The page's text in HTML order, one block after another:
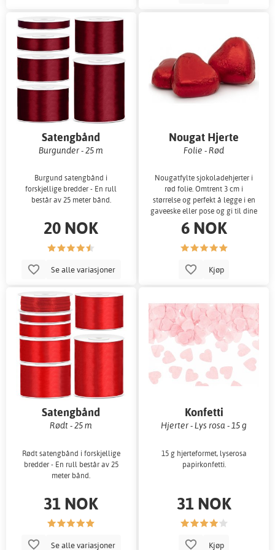
Satengbånd
Burgunder - 25 m
Burgund satengbånd i
forskjellige bredder - En rull
består av 25 meter bånd.
20 NOK
Se alle variasjoner
Nougat Hjerte
Folie - Rød
Nougatfylte sjokoladehjerter i
rød folie. Omtrent 3 cm i
størrelse og perfekt å legge i en
gaveeske eller pose og gi til dine
k
6 NOK
Kjøp
Satengbånd
Rødt - 25 m
Rødt satengbånd i forskjellige
bredder - En rull består av 25
meter bånd.
31 NOK
Se alle variasjoner
Konfetti
Hjerter - Lys rosa - 15 g
15 g hjerteformet, lyserosa
papirkonfetti.
31 NOK
Kjøp